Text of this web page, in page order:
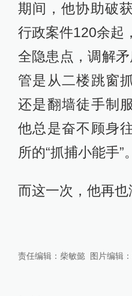
期间，他协助破
行政案件120余起
全隐患点，调解
管是从二楼跳窗
还是翻墙徒手制
他总是奋不顾身
所的“抓捕小能手”。
而这一次，他再也
责任编辑： 柴敏懿 图片编辑：